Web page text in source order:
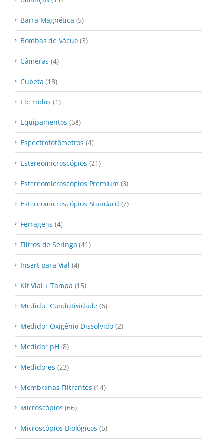
Barra Magnética (5)
Bombas de Vácuo (3)
Câmeras (4)
Cubeta (18)
Eletrodos (1)
Equipamentos (58)
Espectrofotômetros (4)
Estereomicroscópios (21)
Estereomicroscópios Premium (3)
Estereomicroscópios Standard (7)
Ferragens (4)
Filtros de Seringa (41)
Insert para Vial (4)
Kit Vial + Tampa (15)
Medidor Condutividade (6)
Medidor Oxigênio Dissolvido (2)
Medidor pH (8)
Medidores (23)
Membranas Filtrantes (14)
Microscópios (66)
Microscópios Biológicos (5)